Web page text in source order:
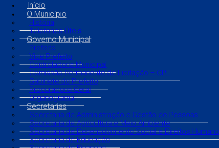
Início
O Município
História
Telefones Úteis
Governo Municipal
Prefeito
Vice Prefeito
Controladoria Municipal
Comissão Permanente de Licitação – CPL
Gabinete do Prefeito
Procuradoria Geral
Organograma
Secretarias
Secretaria de Administração e Gestão de Pessoas
Secretaria de Agricultura e Meio Ambiente
Secretaria de Desenvolvimento Social e Direitos
Secretaria de Educação